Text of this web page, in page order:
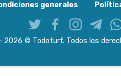
generales
2026 © Todoturf. Todos los